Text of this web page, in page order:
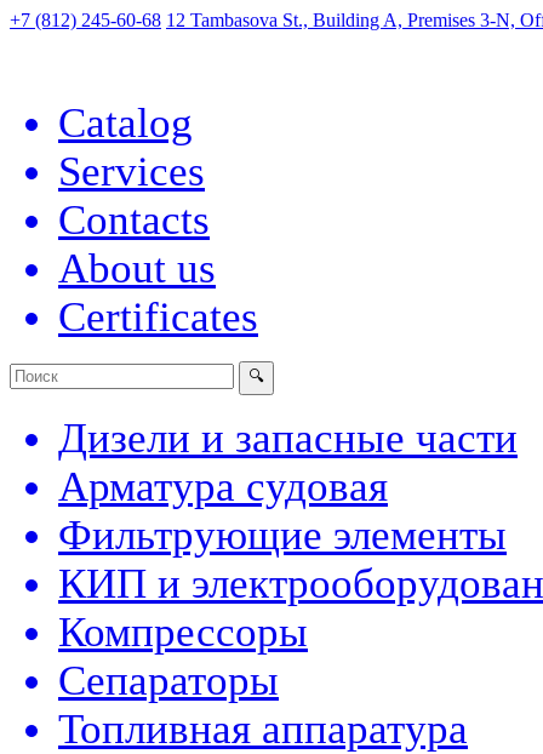
+7 (812) 245-60-68 12 Tambasova St., Building A, Premises 3-N,
Catalog
Services
Contacts
About us
Certificates
Дизели и запасные части
Арматура судовая
Фильтрующие элементы
КИП и
Компрессоры
Сепараторы
Топливная аппаратура